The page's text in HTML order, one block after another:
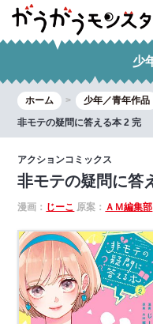
少
ホーム 少年／青年作品
非モテの疑問に答える本 2 完
アクションコミックス
非モテの疑問に答
漫画： じーこ 原案： ＡＭ編集部